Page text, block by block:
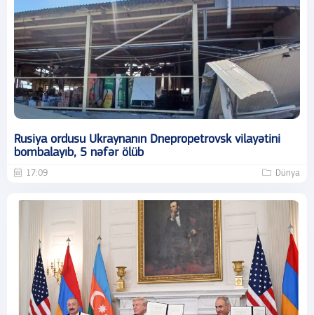
Rusiya ordusu Ukraynanın Dnepropetrovsk vilayətini
bombalayıb, 5 nəfər ölüb
17:09 Dünya